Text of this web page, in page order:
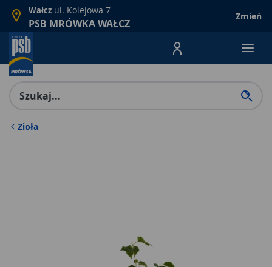
Wałcz ul. Kolejowa 7
PSB MRÓWKA WAŁCZ
Zmień
Menu Produktów,
Zioła